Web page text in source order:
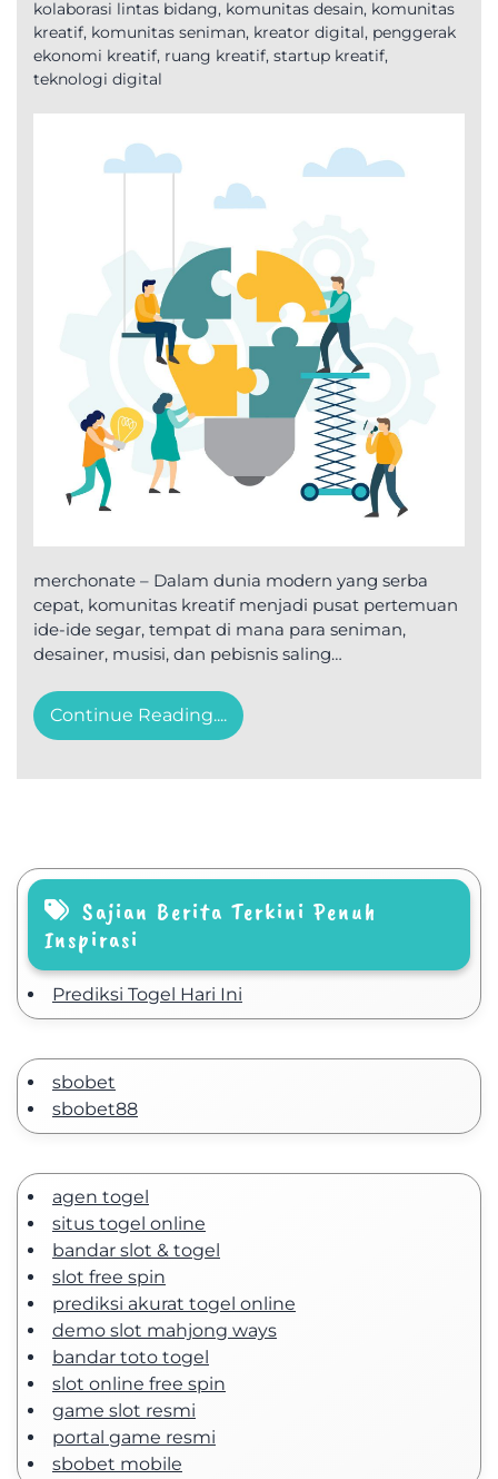
kolaborasi lintas bidang, komunitas desain, komunitas
kreatif, komunitas seniman, kreator digital, penggerak
ekonomi kreatif, ruang kreatif, startup kreatif,
teknologi digital
merchonate – Dalam dunia modern yang serba
cepat, komunitas kreatif menjadi pusat pertemuan
ide-ide segar, tempat di mana para seniman,
desainer, musisi, dan pebisnis saling…
Continue Reading....
Sajian Berita Terkini Penuh
Inspirasi
Prediksi Togel Hari Ini
sbobet
sbobet88
agen togel
situs togel online
bandar slot & togel
slot free spin
prediksi akurat togel online
demo slot mahjong ways
bandar toto togel
slot online free spin
game slot resmi
portal game resmi
sbobet mobile